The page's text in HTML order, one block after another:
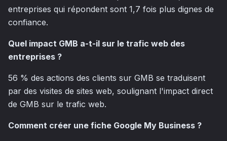
entreprises qui répondent sont 1,7 fois plus dignes de
confiance.
Quel impact GMB a-t-il sur le trafic web des
entreprises ?
56 % des actions des clients sur GMB se traduisent
par des visites de sites web, soulignant l'impact direct
de GMB sur le trafic web.
Comment créer une fiche Google My Business ?